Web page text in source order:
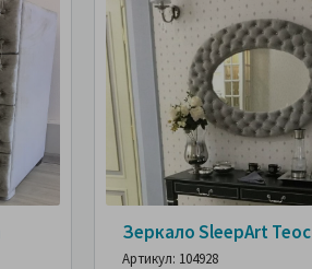
Зеркало SleepArt Теос
Артикул: 104928